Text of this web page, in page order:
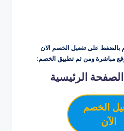
بالضغط على تفعيل الخصم الان
مباشرة ومن ثم تطبيق الخصم:
الخصم
الآن